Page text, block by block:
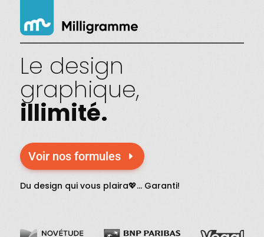
Le design
graphique,
illimité.
Voir nos formules
Du design qui vous plaira💖... Garanti!